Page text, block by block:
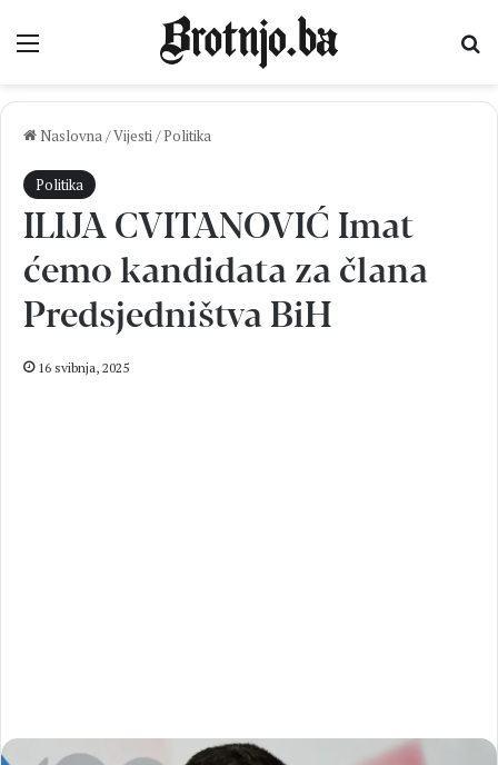
Izbornik
Naslovna/Vijesti/ Politika
Politika
ILIJA CVITANOVIĆ Imat
ćemo kandidata za člana
Predsjedništva BiH
16 svibnja, 2025